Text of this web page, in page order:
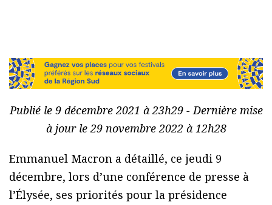
Publié le 9 décembre 2021 à 23h29 - Dernière mise
à jour le 29 novembre 2022 à 12h28
Emmanuel Macron a détaillé, ce jeudi 9
décembre, lors d’une conférence de presse à
l’Élysée, ses priorités pour la présidence